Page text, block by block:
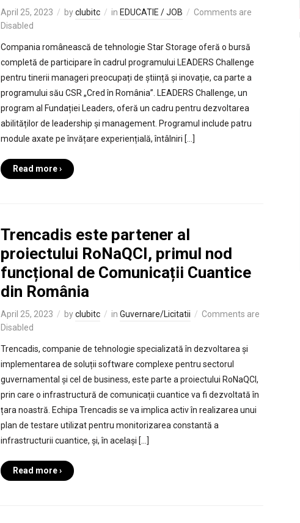
April 25, 2023 byclubitc in EDUCATIE / JOB
Comments are
Disabled
Compania românească de tehnologie Star Storage oferă o bursă
completă de participare în cadrul programului LEADERS Challenge
pentru tinerii manageri preocupați de știință și inovație, ca parte a
programului său CSR „Cred în România”. LEADERS Challenge, un
program al Fundației Leaders, oferă un cadru pentru dezvoltarea
abilităților de leadership și management. Programul include patru
module axate pe învățare experiențială, întâlniri […]
Read more ›
Trencadis este partener al
proiectului RoNaQCI, primul nod
funcțional de Comunicații Cuantice
din România
April 25, 2023 byclubitc in Guvernare/Licitatii
Comments are
Disabled
Trencadis, companie de tehnologie specializată în dezvoltarea și
implementarea de soluții software complexe pentru sectorul
guvernamental și cel de business, este parte a proiectului RoNaQCI,
prin care o infrastructură de comunicații cuantice va fi dezvoltată în
țara noastră. Echipa Trencadis se va implica activ în realizarea unui
plan de testare utilizat pentru monitorizarea constantă a
infrastructurii cuantice, și, în același […]
Read more ›